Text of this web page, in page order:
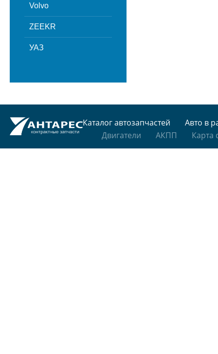
Volvo
ZEEKR
УАЗ
Каталог автозапчастей
Авто в
Двигатели
АКПП Карта